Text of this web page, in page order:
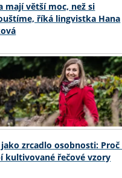
mají větší moc, než si
říká lingvistka Hana
jako zrcadlo osobnosti:
kultivované řečové vzory